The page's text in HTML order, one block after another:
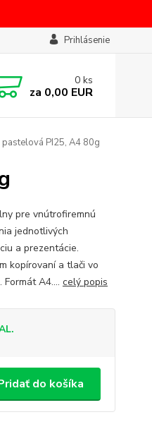
Prihlásenie
0 ks
za 0,00 EUR
PI25, A4 80g
pre vnútrofiremnú
jednotlivých
a prezentácie.
kopírovaní a tlači vo
A4.... celý popis
do košíka